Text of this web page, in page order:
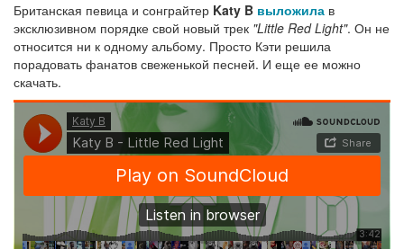
Британская певица и сонграйтер Katy B выложила в
эксклюзивном порядке свой новый трек "Little Red Light". Он не
относится ни к одному альбому. Просто Кэти решила
порадовать фанатов свеженькой песней. И еще ее можно
скачать.